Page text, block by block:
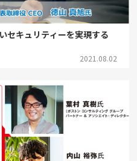
セキュリティーを実現する
2021.08.02